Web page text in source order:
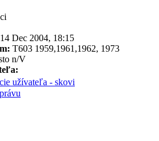
14 Dec 2004, 18:15
T603 1959,1961,1962, 1973
n/V
užívateľa - skovi